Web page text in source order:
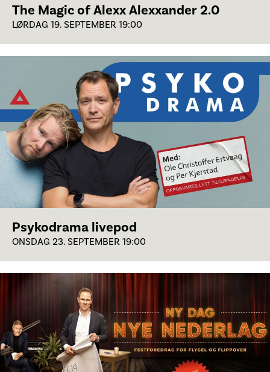
The Magic of Alexx Alexxander 2.0
LØRDAG 19. SEPTEMBER 19:00
Psykodrama livepod
ONSDAG 23. SEPTEMBER 19:00